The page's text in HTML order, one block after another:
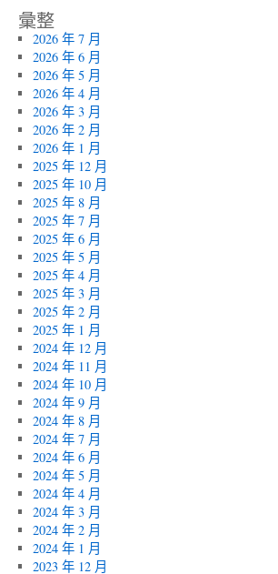
彙整
2026 年 7 月
2026 年 6 月
2026 年 5 月
2026 年 4 月
2026 年 3 月
2026 年 2 月
2026 年 1 月
2025 年 12 月
2025 年 10 月
2025 年 8 月
2025 年 7 月
2025 年 6 月
2025 年 5 月
2025 年 4 月
2025 年 3 月
2025 年 2 月
2025 年 1 月
2024 年 12 月
2024 年 11 月
2024 年 10 月
2024 年 9 月
2024 年 8 月
2024 年 7 月
2024 年 6 月
2024 年 5 月
2024 年 4 月
2024 年 3 月
2024 年 2 月
2024 年 1 月
2023 年 12 月